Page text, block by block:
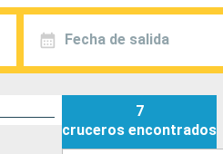
Fecha de salida
7
cruceros encontrados